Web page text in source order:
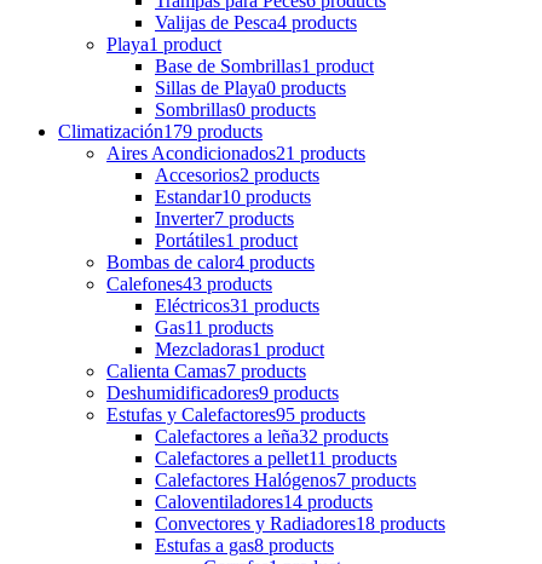
Valijas de Pesca4 products
Playa1 product
Base de Sombrillas1 product
Sillas de Playa0 products
Sombrillas0 products
Climatización179 products
Aires Acondicionados21 products
Accesorios2 products
Estandar10 products
Inverter7 products
Portátiles1 product
Bombas de calor4 products
Calefones43 products
Eléctricos31 products
Gas11 products
Mezcladoras1 product
Calienta Camas7 products
Deshumidificadores9 products
Estufas y Calefactores95 products
Calefactores a leña32 products
Calefactores a pellet11 products
Calefactores Halógenos7 products
Caloventiladores14 products
Convectores y Radiadores18 products
Estufas a gas8 products